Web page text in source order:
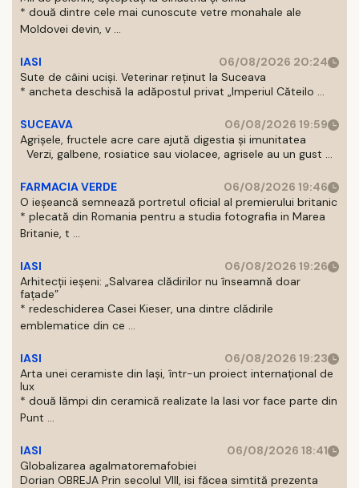
* două dintre cele mai cunoscute vetre monahale ale
Moldovei devin, v ...
IASI
06/08/2026 20:24
Sute de câini uciși. Veterinar reținut la Suceava
* ancheta deschisă la adăpostul privat „Imperiul Căteilo ...
SUCEAVA
06/08/2026 19:59
Agrișele, fructele acre care ajută digestia și imunitatea
Verzi, galbene, rosiatice sau violacee, agrisele au un gust ...
FARMACIA VERDE
06/08/2026 19:46
O ieșeancă semnează portretul oficial al premierului britanic
* plecată din Romania pentru a studia fotografia in Marea
Britanie, t ...
IASI
06/08/2026 19:26
Arhitecții ieșeni: „Salvarea clădirilor nu înseamnă doar
fațade”
* redeschiderea Casei Kieser, una dintre clădirile
emblematice din ce ...
IASI
06/08/2026 19:23
Arta unei ceramiste din Iași, într-un proiect internațional de
lux
* două lămpi din ceramică realizate la Iasi vor face parte din
Punt ...
IASI
06/08/2026 18:41
Globalizarea agalmatoremafobiei
Dorian OBREJA Prin secolul VIII, isi făcea simtită prezenta